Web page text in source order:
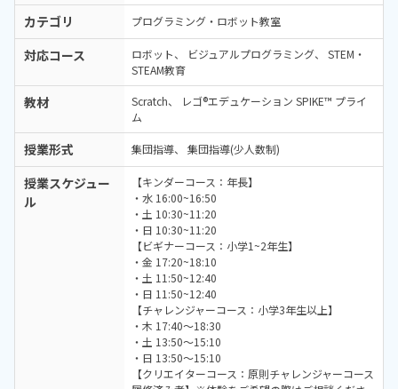
カテゴリ プログラミング・ロボット教室
対応コース ロボット ビジュアルプログラミング
STEM・
STEAM教育
教材 Scratch
レゴ®エデュケーション SPIKE™ プライ
ム
授業形式 集団指導 集団指導(少人数制)
授業スケジュー
ル
【キンダーコース：年長】
・水 16:00~16:50
・土 10:30~11:20
・日 10:30~11:20
【ビギナーコース：小学1~2年生】
・金 17:20~18:10
・土 11:50~12:40
・日 11:50~12:40
【チャレンジャーコース：小学3年生以上】
・木 17:40〜18:30
・土 13:50～15:10
・日 13:50〜15:10
【クリエイターコース：原則チャレンジャーコース